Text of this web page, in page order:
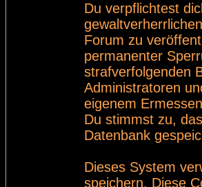
Du verpflichtest
Forum zu
permanenter
strafverfolgenden
Administratoren
eigenem
Du stimmst zu,
Datenbank
Dieses System
speichern. Diese